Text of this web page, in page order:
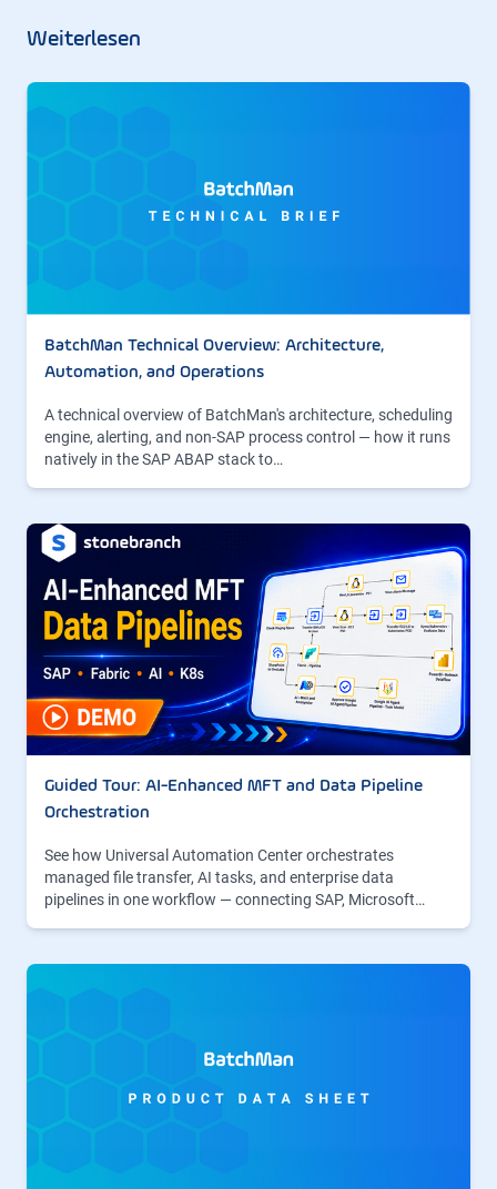
Weiter­lesen
BatchMan Technical Overview: Architecture,
Automation, and Operations
A technical overview of BatchMan's architecture, scheduling
engine, alerting, and non-SAP process control — how it runs
natively in the SAP ABAP stack to…
Guided Tour: AI-Enhanced MFT and Data Pipeline
Orchestration
See how Universal Automation Center orchestrates
managed file transfer, AI tasks, and enterprise data
pipelines in one workflow — connecting SAP, Microsoft…